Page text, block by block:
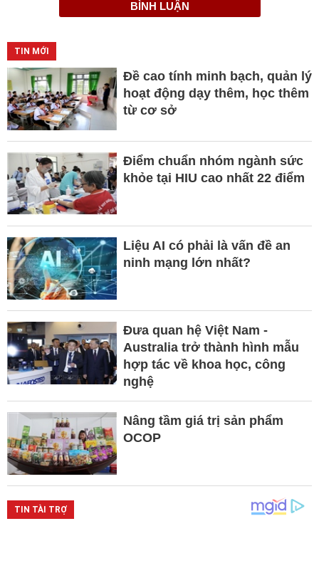
BÌNH LUẬN
TIN MỚI
Đề cao tính minh bạch, quản lý
hoạt động dạy thêm, học thêm
từ cơ sở
Điểm chuẩn nhóm ngành sức
khỏe tại HIU cao nhất 22 điểm
Liệu AI có phải là vấn đề an
ninh mạng lớn nhất?
Đưa quan hệ Việt Nam -
Australia trở thành hình mẫu
hợp tác về khoa học, công
nghệ
Nâng tầm giá trị sản phẩm
OCOP